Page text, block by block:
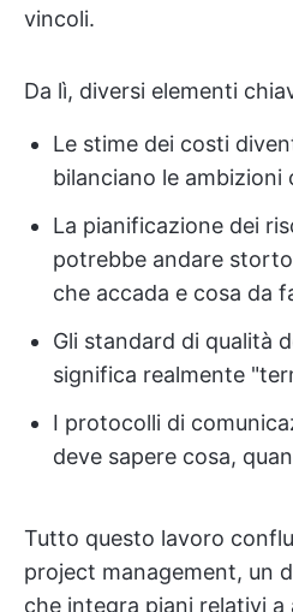
vincoli.
Da lì, diversi elementi
Le stime dei costi
bilanciano le ambizioni
La pianificazione dei
potrebbe andare
che accada e cosa da
Gli standard di qualità
significa realmente
I protocolli di
deve sapere cosa,
Tutto questo lavoro
project management, un
che integra piani relativi